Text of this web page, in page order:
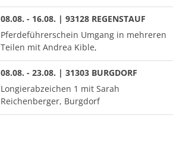
08.08. - 16.08. | 93128 REGENSTAUF
Pferdeführerschein Umgang in mehreren
Teilen mit Andrea Kible,
08.08. - 23.08. | 31303 BURGDORF
Longierabzeichen 1 mit Sarah
Reichenberger, Burgdorf